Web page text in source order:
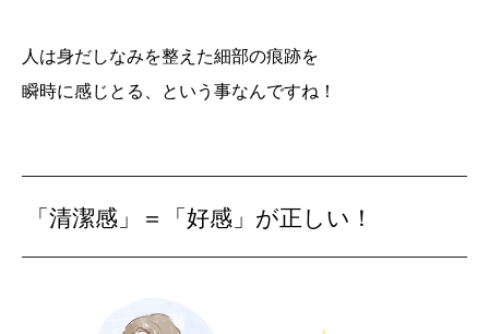
人は身だしなみを整えた細部の痕跡を
瞬時に感じとる、という事なんですね！
「清潔感」＝「好感」が正しい！